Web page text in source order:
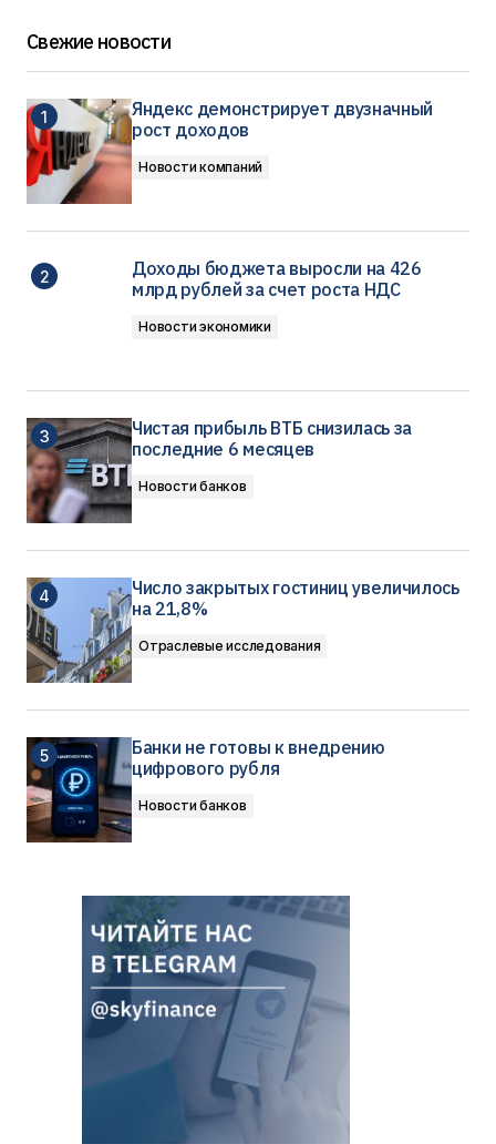
Свежие новости
Яндекс демонстрирует двузначный
рост доходов
Новости компаний
Доходы бюджета выросли на 426
млрд рублей за счет роста НДС
Новости экономики
Чистая прибыль ВТБ снизилась за
последние 6 месяцев
Новости банков
Число закрытых гостиниц увеличилось
на 21,8%
Отраслевые исследования
Банки не готовы к внедрению
цифрового рубля
Новости банков